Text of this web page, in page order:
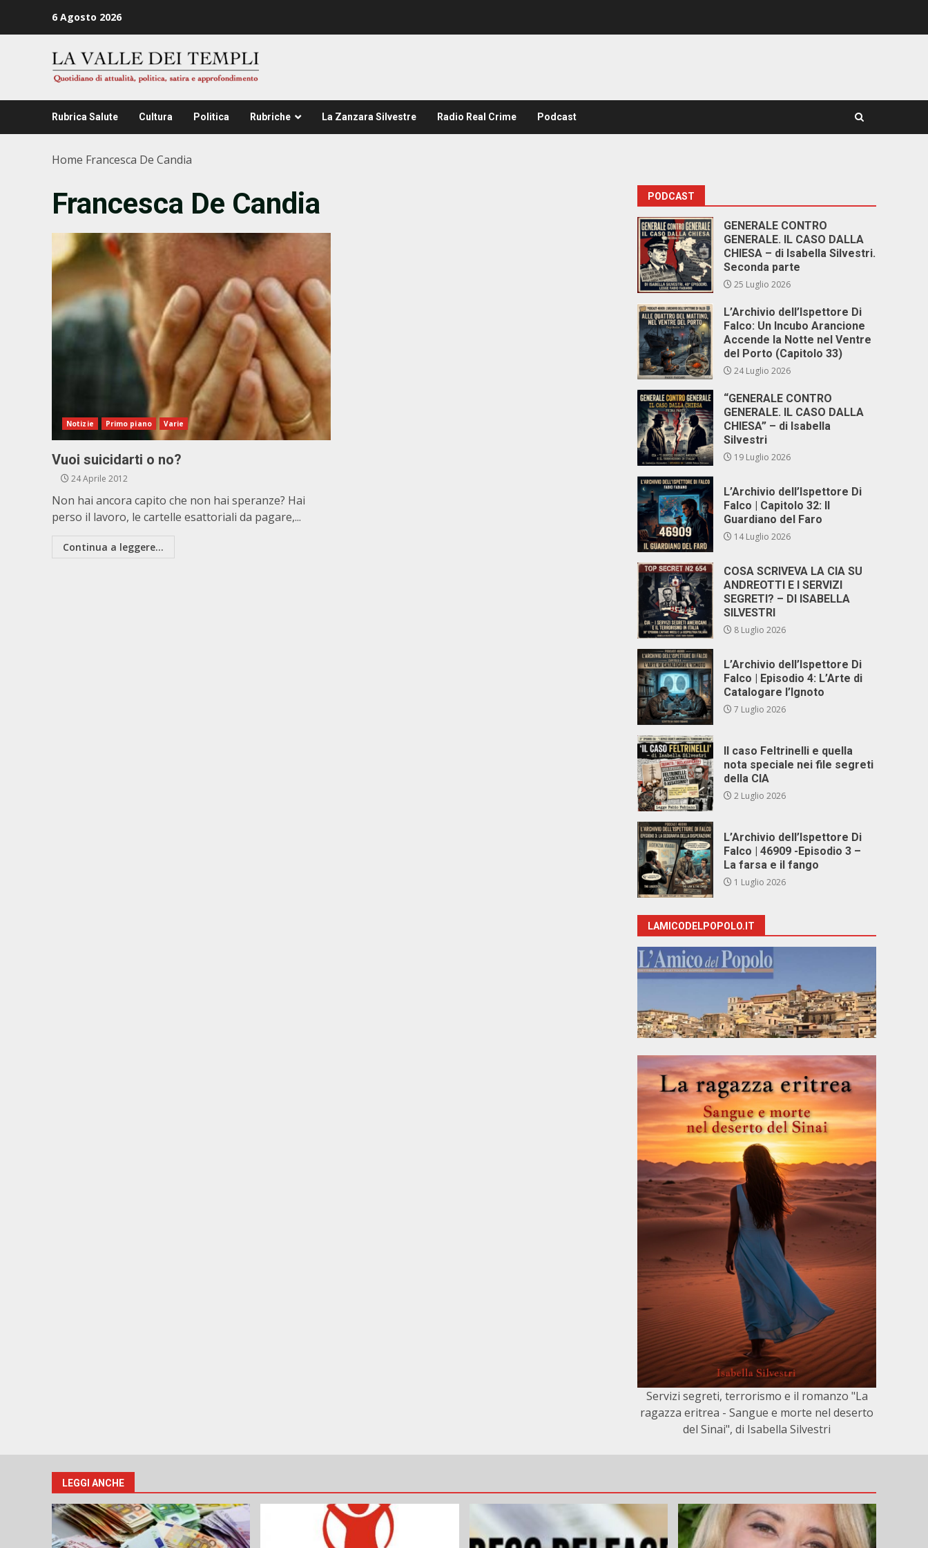
6 Agosto 2026
Rubrica Salute Cultura Politica Rubriche La Zanzara Silvestre Radio Real Crime Podcast
Home Francesca De Candia
Francesca De Candia
Notizie Primo piano Varie
Vuoi suicidarti o no?
24 Aprile 2012
Non hai ancora capito che non hai speranze? Hai
perso il lavoro, le cartelle esattoriali da pagare,...
Continua a leggere...
PODCAST
GENERALE CONTRO
GENERALE. IL CASO DALLA
CHIESA – di Isabella Silvestri.
Seconda parte
25 Luglio 2026
L’Archivio dell’Ispettore Di
Falco: Un Incubo Arancione
Accende la Notte nel Ventre
del Porto (Capitolo 33)
24 Luglio 2026
“GENERALE CONTRO
GENERALE. IL CASO DALLA
CHIESA” – di Isabella
Silvestri
19 Luglio 2026
L’Archivio dell’Ispettore Di
Falco | Capitolo 32: Il
Guardiano del Faro
14 Luglio 2026
COSA SCRIVEVA LA CIA SU
ANDREOTTI E I SERVIZI
SEGRETI? – DI ISABELLA
SILVESTRI
8 Luglio 2026
L’Archivio dell’Ispettore Di
Falco | Episodio 4: L’Arte di
Catalogare l’Ignoto
7 Luglio 2026
Il caso Feltrinelli e quella
nota speciale nei file segreti
della CIA
2 Luglio 2026
L’Archivio dell’Ispettore Di
Falco | 46909 -Episodio 3 –
La farsa e il fango
1 Luglio 2026
LAMICODELPOPOLO.IT
Servizi segreti, terrorismo e il romanzo "La
ragazza eritrea - Sangue e morte nel deserto
del Sinai", di Isabella Silvestri
LEGGI ANCHE